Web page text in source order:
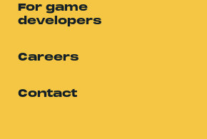
For game
developers
Careers
Contact